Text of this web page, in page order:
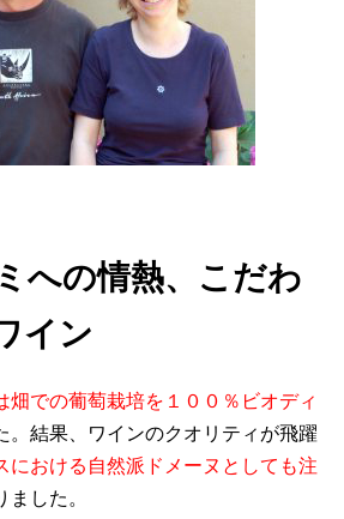
への情熱、こだわ
イン
畑での葡萄栽培を１００％ビオディ
。結果、ワインのクオリティが飛躍
における自然派ドメーヌとしても注
ました。